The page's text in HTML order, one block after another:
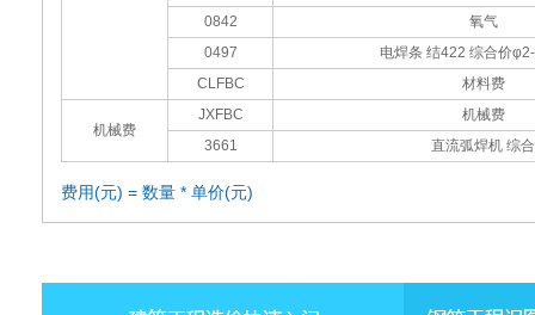
0842
氧气
0497
电焊条 结422 综合价
CLFBC
材料费
机械费
JXFBC
机械费
3661
直流弧焊机 综合
费用(元) = 数量 * 单价(元)